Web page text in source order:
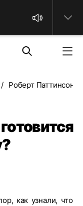
дзен
Роберт Паттинсон
как узнали, что